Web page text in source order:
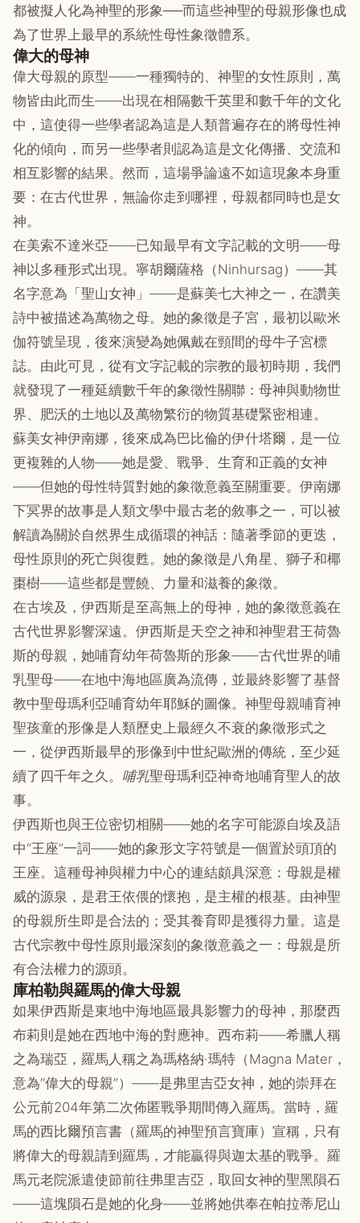
都被擬人化為神聖的形象──而這些神聖的母親形像也成
為了世界上最早的系統性母性象徵體系。
偉大的母神
偉大母親的原型——一種獨特的、神聖的女性原則，萬
物皆由此而生——出現在相隔數千英里和數千年的文化
中，這使得一些學者認為這是人類普遍存在的將母性神
化的傾向，而另一些學者則認為這是文化傳播、交流和
相互影響的結果。然而，這場爭論遠不如這現象本身重
要：在古代世界，無論你走到哪裡，母親都同時也是女
神。
在美索不達米亞——已知最早有文字記載的文明——母
神以多種形式出現。寧胡爾薩格（Ninhursag）——其
名字意為「聖山女神」——是蘇美七大神之一，在讚美
詩中被描述為萬物之母。她的象徵是子宮，最初以歐米
伽符號呈現，後來演變為她佩戴在頸間的母牛子宮標
誌。由此可見，從有文字記載的宗教的最初時期，我們
就發現了一種延續數千年的象徵性關聯：母神與動物世
界、肥沃的土地以及萬物繁衍的物質基礎緊密相連。
蘇美女神伊南娜，後來成為巴比倫的伊什塔爾，是一位
更複雜的人物——她是愛、戰爭、生育和正義的女神
——但她的母性特質對她的象徵意義至關重要。伊南娜
下冥界的故事是人類文學中最古老的敘事之一，可以被
解讀為關於自然界生成循環的神話：隨著季節的更迭，
母性原則的死亡與復甦。她的象徵是八角星、獅子和椰
棗樹——這些都是豐饒、力量和滋養的象徵。
在古埃及，伊西斯是至高無上的母神，她的象徵意義在
古代世界影響深遠。伊西斯是天空之神和神聖君王荷魯
斯的母親，她哺育幼年荷魯斯的形象——古代世界的哺
乳聖母——在地中海地區廣為流傳，並最終影響了基督
教中聖母瑪利亞哺育幼年耶穌的圖像。神聖母親哺育神
聖孩童的形像是人類歷史上最經久不衰的象徵形式之
一，從伊西斯最早的形像到中世紀歐洲的傳統，至少延
續了四千年之久。 哺乳聖母瑪利亞神奇地哺育聖人的故
事。
伊西斯也與王位密切相關——她的名字可能源自埃及語
中“王座”一詞——她的象形文字符號是一個置於頭頂的
王座。這種母神與權力中心的連結頗具深意：母親是權
威的源泉，是君王依偎的懷抱，是主權的根基。由神聖
的母親所生即是合法的；受其養育即是獲得力量。這是
古代宗教中母性原則最深刻的象徵意義之一：母親是所
有合法權力的源頭。
庫柏勒與羅馬的偉大母親
如果伊西斯是東地中海地區最具影響力的母神，那麼西
布莉則是她在西地中海的對應神。西布莉——希臘人稱
之為瑞亞，羅馬人稱之為瑪格納·瑪特（Magna Mater，
意為“偉大的母親”）——是弗里吉亞女神，她的崇拜在
公元前204年第二次佈匿戰爭期間傳入羅馬。當時，羅
馬的西比爾預言書（羅馬的神聖預言寶庫）宣稱，只有
將偉大的母親請到羅馬，才能贏得與迦太基的戰爭。羅
馬元老院派遣使節前往弗里吉亞，取回女神的聖黑隕石
——這塊隕石是她的化身——並將她供奉在帕拉蒂尼山